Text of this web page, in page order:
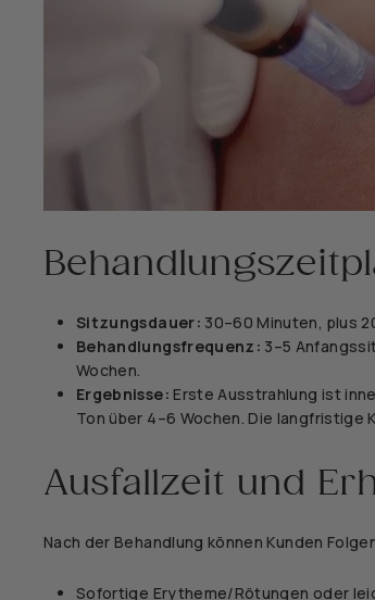
Sitzungsdauer: 30–60 Minuten, plus
Behandlungsfrequenz: 3–5
Wochen.
Ergebnisse: Erste Ausstrahlung ist
Ton über 4–6 Wochen. Die langfristige
Ausfallzeit und
Nach der Behandlung können Kunden
Sofortige Erytheme/Rötungen oder